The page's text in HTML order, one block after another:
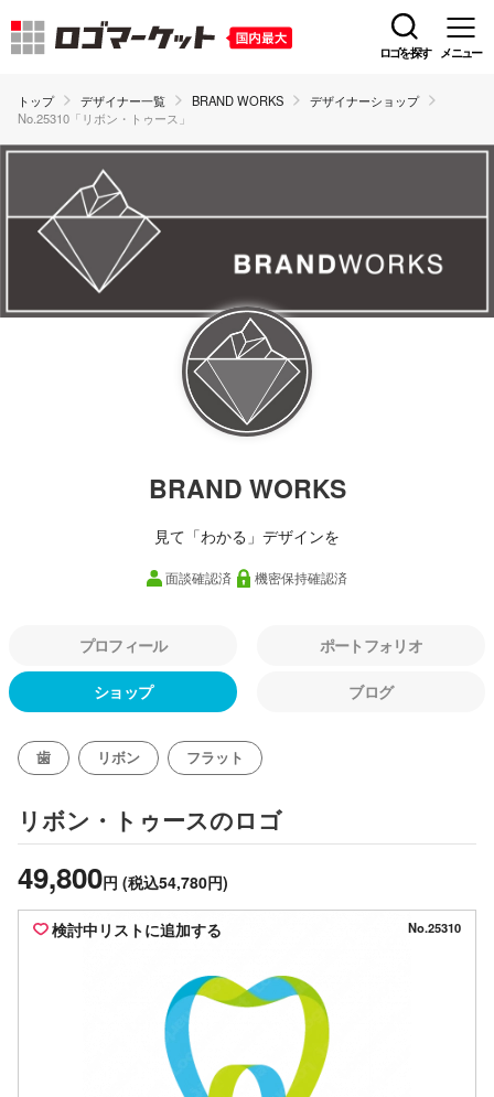
ロゴを探す メニュー
トップ デザイナー一覧 BRAND WORKS
デザイナーショップ
No.25310「リボン・トゥース」
BRAND WORKS
見て「わかる」デザインを
面談確認済 機密保持確認済
プロフィール ポートフォリオ
ショップ ブログ
歯 リボン フラット
リボン・トゥースのロゴ
49,800円 (税込54,780円)
検討中リストに追加する No.25310